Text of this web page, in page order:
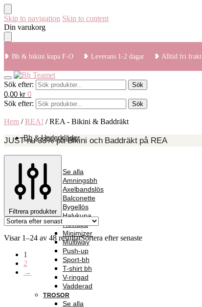
Skip to navigation Skip to content
Din varukorg
❥ Bh & bikini kupa F-O ❥ Leverans 1-2 dagar ❥ Alltid fri frakt
Sök efter: Sök
0,00 kr 0
Sök efter:
Sök
Bh & Underkläder
BH
Se alla
Amningsbh
Axelbandslös
Balconette
Bygellös
Halvkupa
Helkupa
Minimizer
Multiway
Push-up
Sport-bh
T-shirt bh
V-ringad
Vadderad
TROSOR
Se alla
Hem /REA! /REA - Bikini & Baddräkt
JUST nu 33% på Bikini och Baddräkt på REA
Filtrera produkter
Visar 1–24 av 48 resultatSortera efter senaste
1
2
→